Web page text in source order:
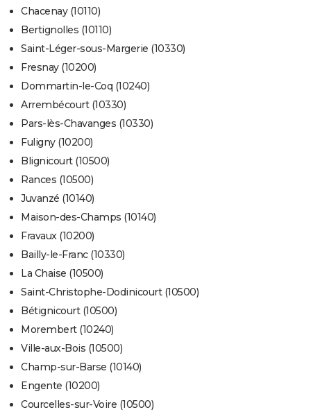
Chacenay (10110)
Bertignolles (10110)
Saint-Léger-sous-Margerie (10330)
Fresnay (10200)
Dommartin-le-Coq (10240)
Arrembécourt (10330)
Pars-lès-Chavanges (10330)
Fuligny (10200)
Blignicourt (10500)
Rances (10500)
Juvanzé (10140)
Maison-des-Champs (10140)
Fravaux (10200)
Bailly-le-Franc (10330)
La Chaise (10500)
Saint-Christophe-Dodinicourt (10500)
Bétignicourt (10500)
Morembert (10240)
Ville-aux-Bois (10500)
Champ-sur-Barse (10140)
Engente (10200)
Courcelles-sur-Voire (10500)